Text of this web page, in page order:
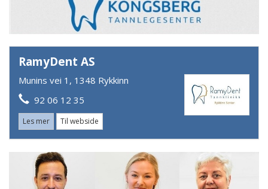
RamyDent AS
Munins vei 1, 1348 Rykkinn
92 06 12 35
Les mer Til webside